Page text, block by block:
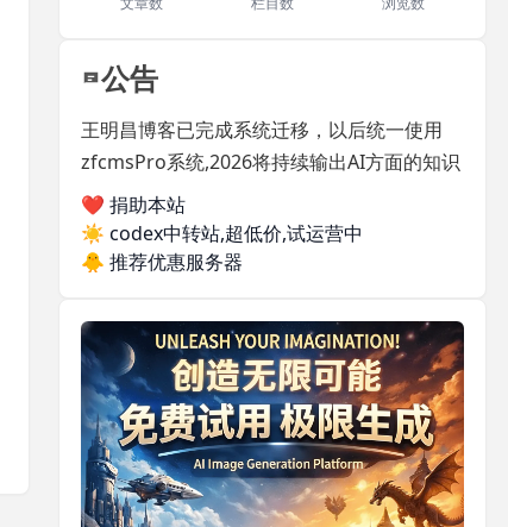
公告
王明昌博客已完成系统迁移，以后统一使用
zfcmsPro系统,2026将持续输出AI方面的知识
❤️ 捐助本站
☀️ codex中转站,超低价,试运营中
🐥 推荐优惠服务器